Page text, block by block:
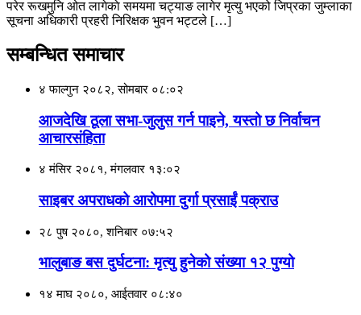
परेर रूखमुनि ओत लागेकाे समयमा चट्याङ लागेर मृत्यु भएको जिप्रका जुम्लाका
सूचना अधिकारी प्रहरी निरिक्षक भुवन भट्टले […]
सम्बन्धित समाचार
४ फाल्गुन २०८२, सोमबार ०८:०२
आजदेखि ठूला सभा-जुलुस गर्न पाइने, यस्तो छ निर्वाचन
आचारसंहिता
४ मंसिर २०८१, मंगलवार १३:०२
साइबर अपराधको आरोपमा दुर्गा प्रसाईं पक्राउ
२८ पुष २०८०, शनिबार ०७:५२
भालुबाङ बस दुर्घटना: मृत्यु हुनेको संख्या १२ पुग्यो
१४ माघ २०८०, आईतवार ०८:४०